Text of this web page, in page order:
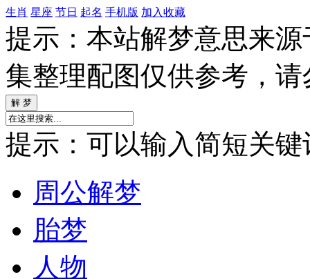
生肖 星座 节日 起名 手机版 加入收藏
提示：本站解梦意思来
集整理配图仅供参考，
提示：可以输入简短关键
周公解梦
胎梦
人物